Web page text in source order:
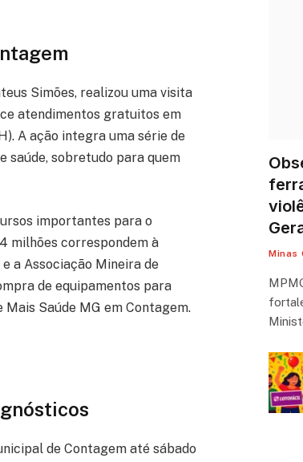
Simões, realizou uma visita
atendimentos gratuitos em
A ação integra uma série de
saúde, sobretudo para quem
importantes para o
milhões correspondem à
a Associação Mineira de
de equipamentos para
Saúde MG em Contagem.
de Contagem até sábado
Minas